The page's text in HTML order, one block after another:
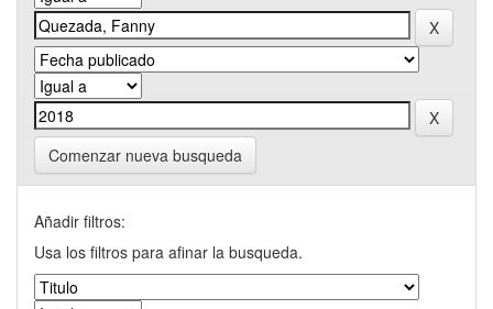
Comenzar nueva busqueda
Añadir filtros:
Usa los filtros para afinar la busqueda.